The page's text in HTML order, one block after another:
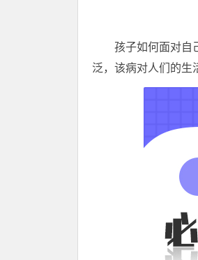
孩子如何面对自己
泛，该病对人们的生